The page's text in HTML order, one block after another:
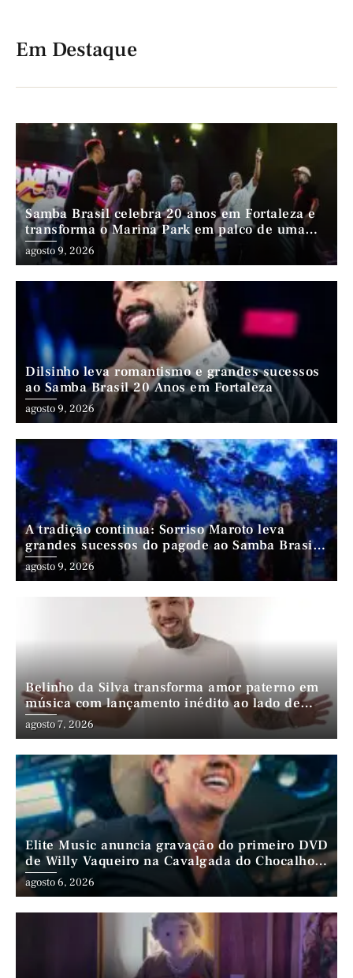
Em Destaque
Samba Brasil celebra 20 anos em Fortaleza e
transforma o Marina Park em palco de uma
trajetória que atravessa gerações
agosto 9, 2026
Dilsinho leva romantismo e grandes sucessos
ao Samba Brasil 20 Anos em Fortaleza
agosto 9, 2026
A tradição continua: Sorriso Maroto leva
grandes sucessos do pagode ao Samba Brasil
20 Anos
agosto 9, 2026
Belinho da Silva transforma amor paterno em
música com lançamento inédito ao lado de
André da Mata e Mateus Farias
agosto 7, 2026
Elite Music anuncia gravação do primeiro DVD
de Willy Vaqueiro na Cavalgada do Chocalho
(PE)
agosto 6, 2026